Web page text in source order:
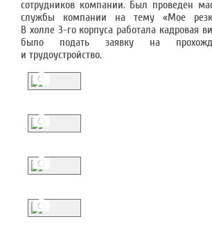
сотрудников компании. Был проведен
cлужбы компании на тему «Мое
В холле 3-го корпуса работала кадровая
было подать заявку на
и трудоустройство.